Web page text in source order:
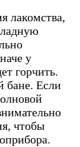
лакомства,
у
горчить.
бане. Если
чтобы